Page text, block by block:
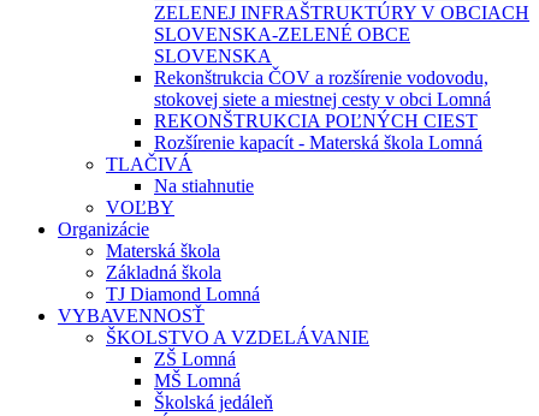
ZELENEJ INFRAŠTRUKTÚRY V OBCIACH
SLOVENSKA-ZELENÉ OBCE
SLOVENSKA
Rekonštrukcia ČOV a rozšírenie vodovodu,
stokovej siete a miestnej cesty v obci Lomná
REKONŠTRUKCIA POĽNÝCH CIEST
Rozšírenie kapacít - Materská škola Lomná
TLAČIVÁ
Na stiahnutie
VOĽBY
Organizácie
Materská škola
Základná škola
TJ Diamond Lomná
VYBAVENNOSŤ
ŠKOLSTVO A VZDELÁVANIE
ZŠ Lomná
MŠ Lomná
Školská jedáleň